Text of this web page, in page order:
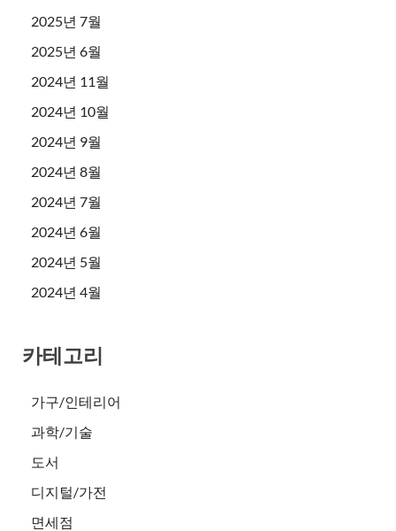
2025년 7월
2025년 6월
2024년 11월
2024년 10월
2024년 9월
2024년 8월
2024년 7월
2024년 6월
2024년 5월
2024년 4월
카테고리
가구/인테리어
과학/기술
도서
디지털/가전
면세점